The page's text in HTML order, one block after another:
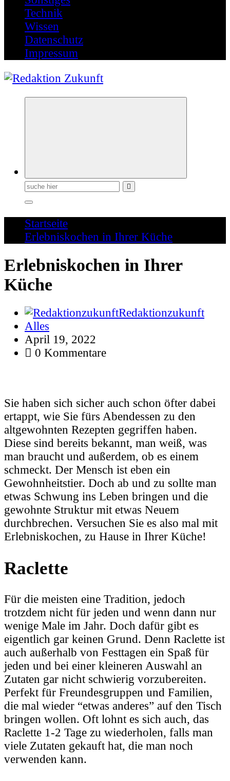
Technik
Wissen
Datenschutz
Impressum
Suchen
nach:
Startseite
Erlebniskochen in Ihrer Küche
Erlebniskochen in Ihrer
Küche
Redaktionzukunft
Alles
April 19, 2022
0 Kommentare
Sie haben sich sicher auch schon öfter dabei
ertappt, wie Sie fürs Abendessen zu den
altgewohnten Rezepten gegriffen haben.
Diese sind bereits bekannt, man weiß, was
man braucht und außerdem, ob es einem
schmeckt. Der Mensch ist eben ein
Gewohnheitstier. Doch ab und zu sollte man
etwas Schwung ins Leben bringen und die
gewohnte Struktur mit etwas Neuem
durchbrechen. Versuchen Sie es also mal mit
Erlebniskochen, zu Hause in Ihrer Küche!
Raclette
Für die meisten eine Tradition, jedoch
trotzdem nicht für jeden und wenn dann nur
wenige Male im Jahr. Doch dafür gibt es
eigentlich gar keinen Grund. Denn Raclette ist
auch außerhalb von Festtagen ein Spaß für
jeden und bei einer kleineren Auswahl an
Zutaten gar nicht schwierig vorzubereiten.
Perfekt für Freundesgruppen und Familien,
die mal wieder “etwas anderes” auf den Tisch
bringen wollen. Oft lohnt es sich auch, das
Raclette 1-2 Tage zu wiederholen, falls man
viele Zutaten gekauft hat, die man noch
verwenden kann.